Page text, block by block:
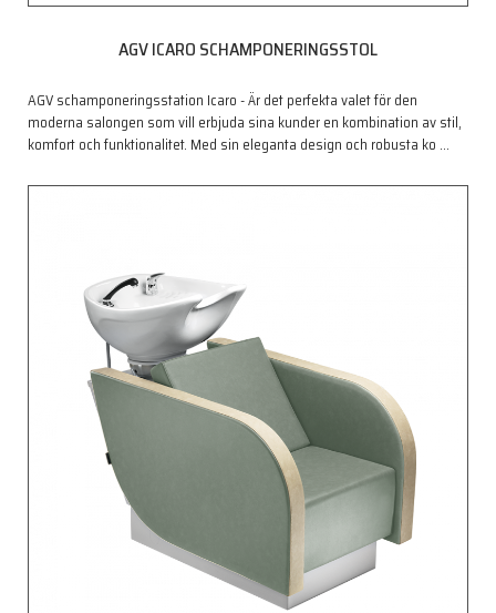
AGV ICARO SCHAMPONERINGSSTOL
AGV schamponeringsstation Icaro - Är det perfekta valet för den
moderna salongen som vill erbjuda sina kunder en kombination av stil,
komfort och funktionalitet. Med sin eleganta design och robusta ko …